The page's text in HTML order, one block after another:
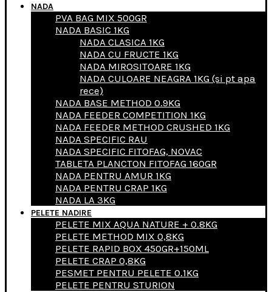
NADA
PVA BAG MIX 500GR
NADA BASIC 1KG
NADA CLASICA 1KG
NADA CU FRUCTE 1KG
NADA MIROSITOARE 1KG
NADA CULOARE NEAGRA 1KG (si pt apa
rece)
NADA BASE METHOD 0.9KG
NADA FEEDER COMPETITION 1KG
NADA FEEDER METHOD CRUSHED 1KG
NADA SPECIFIC RAU
NADA SPECIFIC FITOFAG, NOVAC
TABLETA PLANCTON FITOFAG 160GR
NADA PENTRU AMUR 1KG
NADA PENTRU CRAP 1KG
NADA LA 3KG
PELETE NADIRE
PELETE MIX AQUA NATURE + 0.8KG
PELETE METHOD MIX 0,8KG
PELETE RAPID BOX 450GR+150ML
PELETE CRAP 0,8KG
PESMET PENTRU PELETE 0.1KG
PELETE PENTRU STURION